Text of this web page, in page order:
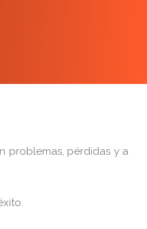
problemas, pérdidas y a